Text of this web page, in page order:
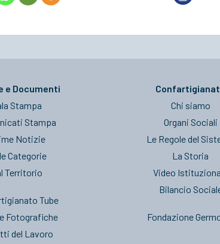
e Documenti
Stampa
Stampa
Notizie
Categorie
Territorio
Tube
Fotografiche
del Lavoro
Chi siamo
Organi Sociali
Le Regole del
La Storia
Video
Bilancio
Fondazione